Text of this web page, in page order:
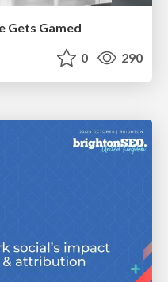
Gets Gamed
0 290